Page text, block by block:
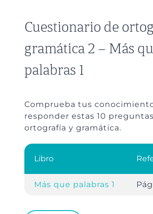
Cuestionario de
gramática 2 – Más
palabras 1
Comprueba tus
responder estas 10
ortografía y gramática.
Libro
Más que palabras 1